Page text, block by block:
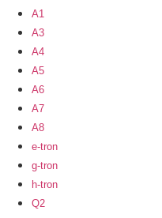
A1
A3
A4
A5
A6
A7
A8
e-tron
g-tron
h-tron
Q2